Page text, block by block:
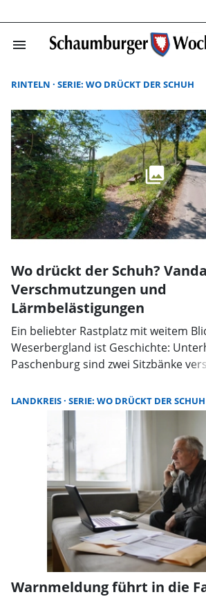
menu
RINTELN SERIE: WO DRÜCKT DER SCHUH
Wo drückt der Schuh?
Verschmutzungen und
Lärmbelästigungen
Ein beliebter Rastplatz mit weitem
Weserbergland ist Geschichte:
Paschenburg sind zwei Sitzbänke
Einheimische gleichermaßen zum
eingeladen – nun mussten sie
LANDKREIS SERIE: WO DRÜCKT DER SCHUH
Warnmeldung führt in die